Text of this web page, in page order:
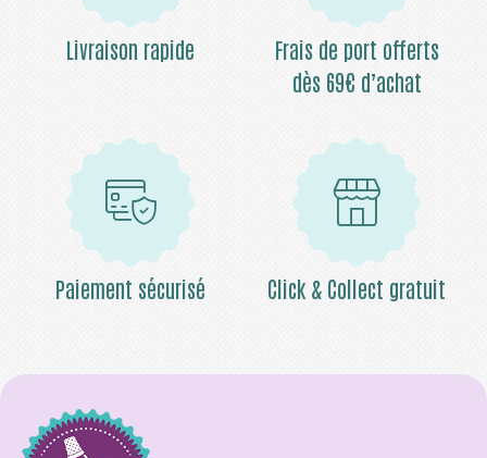
Livraison rapide
Frais de port offerts
dès 69€ d’achat
Paiement sécurisé Click & Collect gratuit